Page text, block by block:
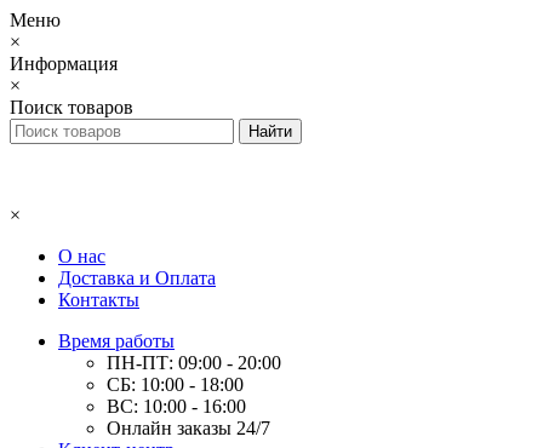
Меню
×
Информация
×
Поиск товаров
×
О нас
Доставка и Оплата
Контакты
Время работы
ПН-ПТ: 09:00 - 20:00
СБ: 10:00 - 18:00
ВС: 10:00 - 16:00
Онлайн заказы 24/7